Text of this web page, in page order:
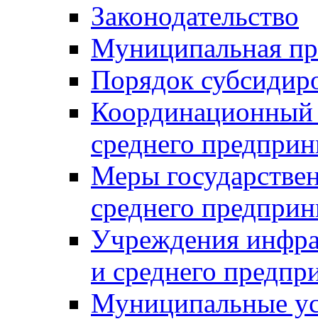
Законодательство
Муниципальная
Порядок
Координационный
среднего
Меры
среднего
Учреждения
и среднего
Муниципальные